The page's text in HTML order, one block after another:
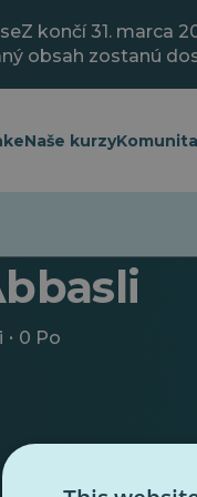
končí 31. marca
obsah zostanú
Naše kurzyKomunita
· 0 Po